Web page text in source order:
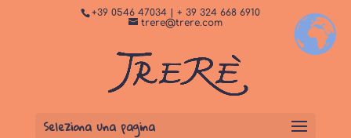
+39 0546 47034 | + 39 324 668 6910
trere@trere.com
Seleziona una pagina
Dormi da noi PRENOTA SUBITO +